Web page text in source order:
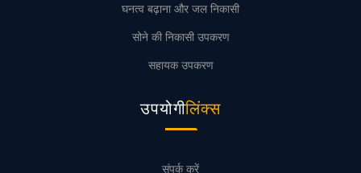
घनत्व बढ़ाना और जल निकासी
सोने की निकासी उपकरण
सहायक उपकरण
उपयोगीलिंक्स
संपर्क करें